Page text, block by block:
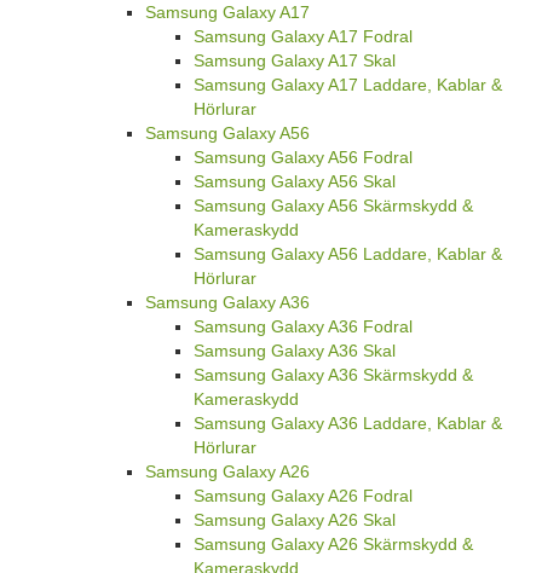
Samsung Galaxy A17
Samsung Galaxy A17 Fodral
Samsung Galaxy A17 Skal
Samsung Galaxy A17 Laddare, Kablar &
Hörlurar
Samsung Galaxy A56
Samsung Galaxy A56 Fodral
Samsung Galaxy A56 Skal
Samsung Galaxy A56 Skärmskydd &
Kameraskydd
Samsung Galaxy A56 Laddare, Kablar &
Hörlurar
Samsung Galaxy A36
Samsung Galaxy A36 Fodral
Samsung Galaxy A36 Skal
Samsung Galaxy A36 Skärmskydd &
Kameraskydd
Samsung Galaxy A36 Laddare, Kablar &
Hörlurar
Samsung Galaxy A26
Samsung Galaxy A26 Fodral
Samsung Galaxy A26 Skal
Samsung Galaxy A26 Skärmskydd &
Kameraskydd